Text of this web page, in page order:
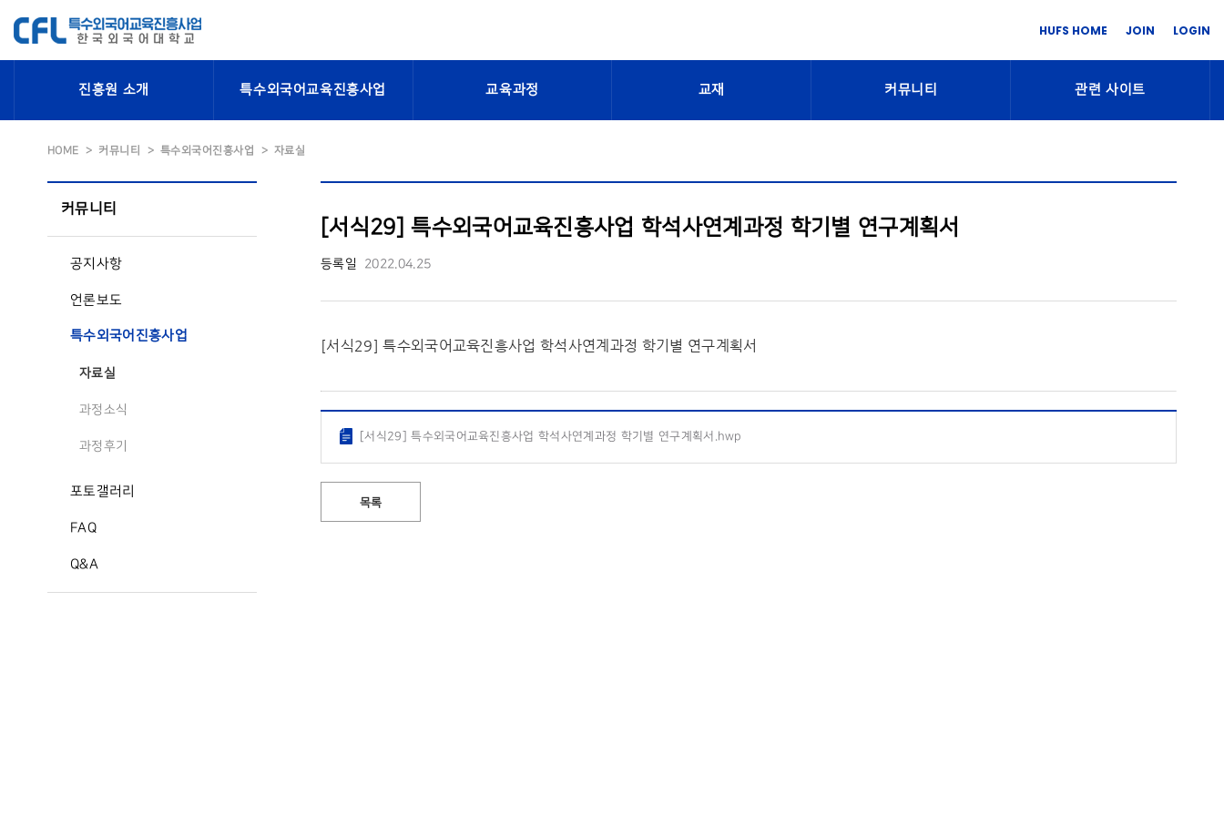
HUFS HOME JOIN LOGIN
진흥원 소개 특수외국어교육진흥사업 교육과정 교재 커뮤니티 관련 사이트
HOME 커뮤니티 특수외국어진흥사업 자료실
커뮤니티
공지사항
언론보도
특수외국어진흥사업
자료실
과정소식
과정후기
포토갤러리
FAQ
Q&A
[서식29] 특수외국어교육진흥사업 학석사연계과정 학기별 연구계획서
등록일 2022.04.25
[서식29] 특수외국어교육진흥사업 학석사연계과정 학기별 연구계획서
[서식29] 특수외국어교육진흥사업 학석사연계과정 학기별 연구계획서.hwp
목록